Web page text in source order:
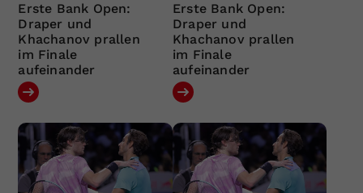
Erste Bank Open:
Draper und
Khachanov prallen
im Finale
aufeinander
Erste Bank Open:
Draper und
Khachanov prallen
im Finale
aufeinander